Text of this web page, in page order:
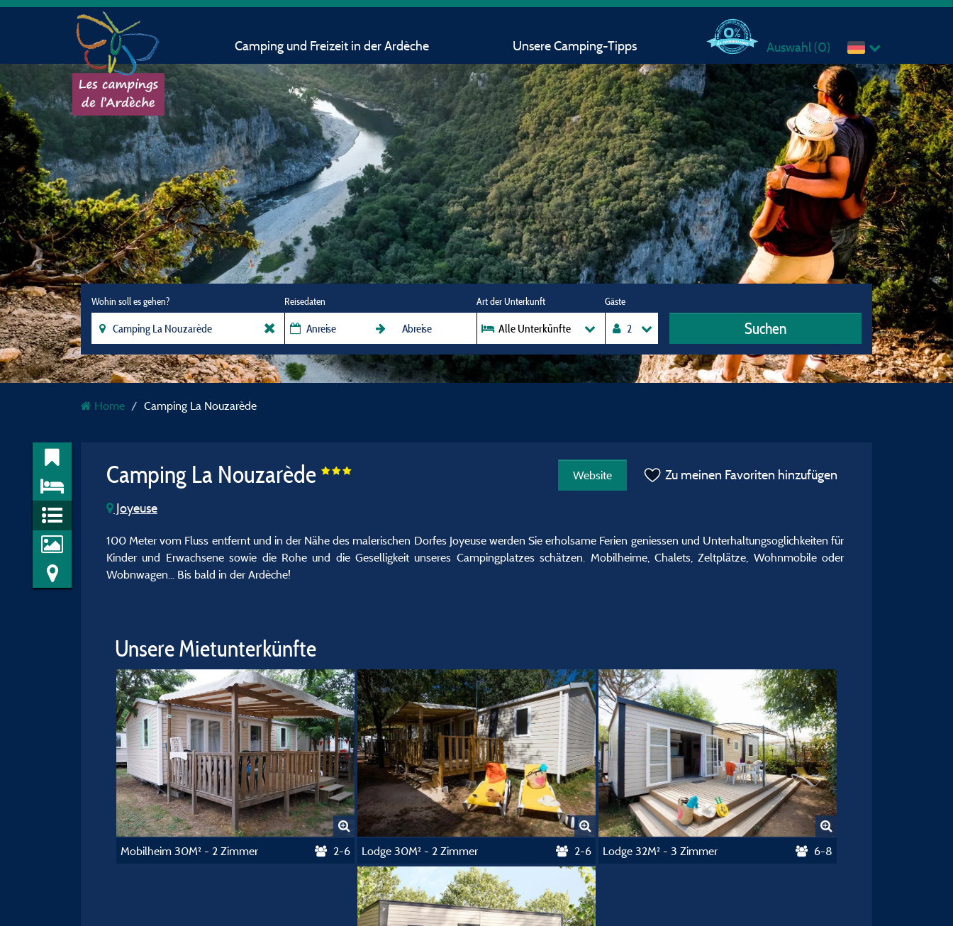
Camping und Freizeit in der Ardèche Unsere Camping-Tipps Auswahl (0)
Wohin soll es gehen? Reisedaten Art der Unterkunft
Alle Unterkünfte
Gäste
Suchen
Home Camping La Nouzarède
Camping La Nouzarède
Joyeuse
Website Zu meinen Favoriten hinzufügen
100 Meter vom Fluss entfernt und in der Nähe des malerischen Dorfes Joyeuse werden Sie erholsame Ferien geniessen und Unterhaltungsoglichkeiten für
Kinder und Erwachsene sowie die Rohe und die Geselligkeit unseres Campingplatzes schätzen. Mobilheime, Chalets, Zeltplätze, Wohnmobile oder
Wobnwagen... Bis bald in der Ardèche!
Unsere Mietunterkünfte
Mobilheim 30M² - 2 Zimmer 2-6 Lodge 30M² - 2 Zimmer 2-6 Lodge 32M² - 3 Zimmer 6-8